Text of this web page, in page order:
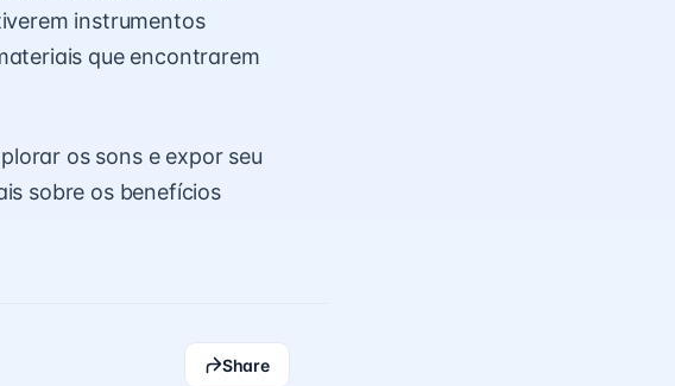
instrumentos
que encontrarem
os sons e expor seu
sobre os benefícios
Share